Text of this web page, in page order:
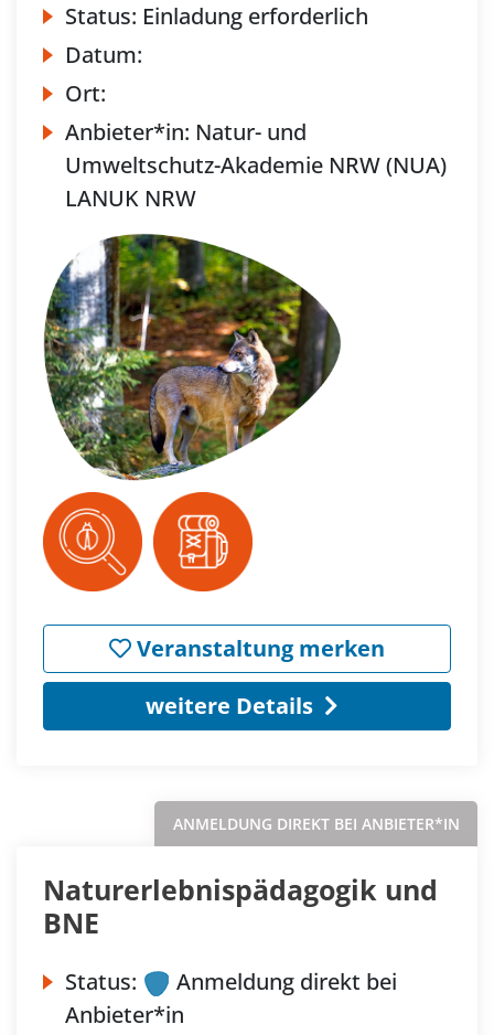
Status: Einladung erforderlich
Datum:
Ort:
Anbieter*in: Natur- und
Umweltschutz-Akademie NRW (NUA)
LANUK NRW
Veranstaltung merken
weitere Details
ANMELDUNG DIREKT BEI ANBIETER*IN
Naturerlebnispädagogik und
BNE
Status:
Anmeldung direkt bei
Anbieter*in